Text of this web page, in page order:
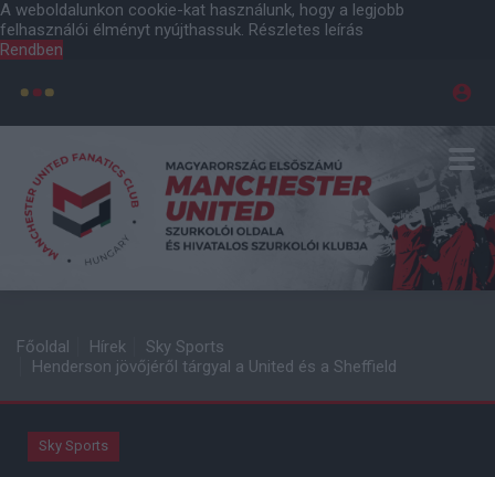
A weboldalunkon cookie-kat használunk, hogy a legjobb
felhasználói élményt nyújthassuk. Részletes leírás
Rendben
Főoldal Hírek
Sky Sports
Henderson jövőjéről tárgyal a United és a Sheffield
Sky Sports